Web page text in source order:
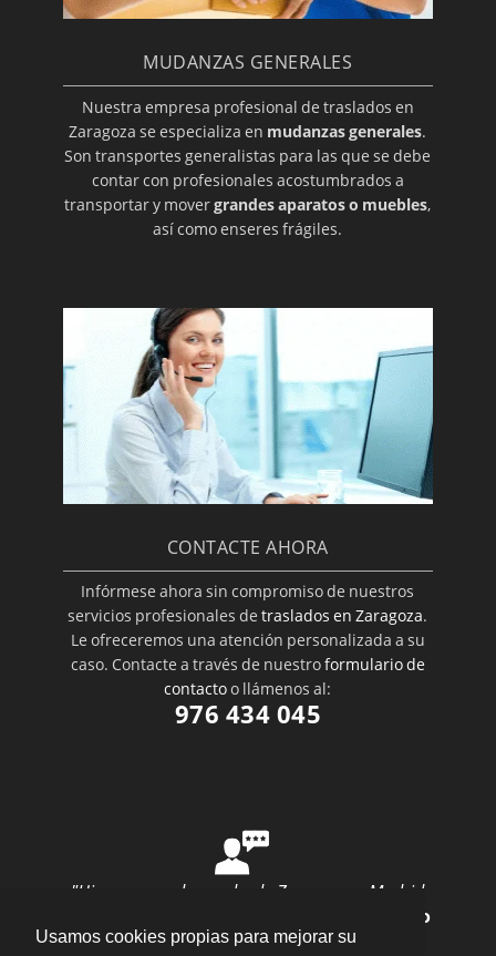
Usamos cookies propias para mejorar su
MUDANZAS GENERALES
Nuestra empresa profesional de traslados en
Zaragoza se especializa en mudanzas generales.
Son transportes generalistas para las que se debe
contar con profesionales acostumbrados a
transportar y movergrandes aparatos o muebles,
así como enseres frágiles.
CONTACTE AHORA
Infórmese ahora sin compromiso de nuestros
servicios profesionales detraslados en Zaragoza.
Le ofreceremos una atención personalizada a su
caso. Contacte a través de nuestroformulario de
contactoo llámenos al:
976 434 045
"Hice una mudanza desde Zaragoza a Madrid
Ana Rubio
valoración 10/10